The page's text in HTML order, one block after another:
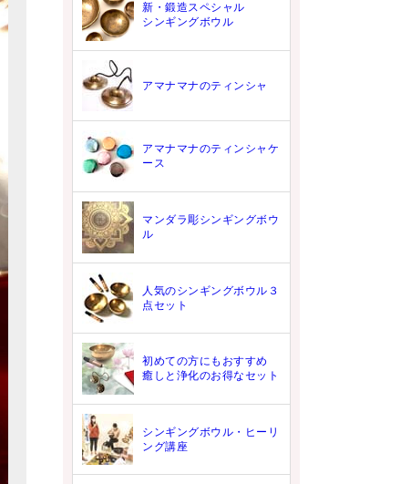
新・鍛造スペシャル
シンギングボウル
アマナマナのティンシャ
アマナマナのティンシャケ
ース
マンダラ彫シンギングボウ
ル
人気のシンギングボウル３
点セット
初めての方にもおすすめ
癒しと浄化のお得なセット
シンギングボウル・ヒーリ
ング講座